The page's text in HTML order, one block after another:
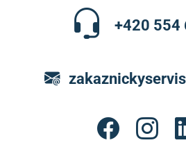
+420 554